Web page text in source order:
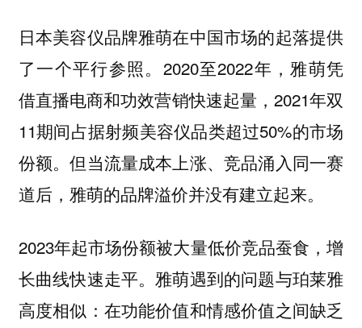
日本美容仪品牌雅萌在中国市场的起落提供
了一个平行参照。2020至2022年，雅萌凭
借直播电商和功效营销快速起量，2021年双
11期间占据射频美容仪品类超过50%的市场
份额。但当流量成本上涨、竞品涌入同一赛
道后，雅萌的品牌溢价并没有建立起来。
2023年起市场份额被大量低价竞品蚕食，增
长曲线快速走平。雅萌遇到的问题与珀莱雅
高度相似：在功能价值和情感价值之间缺乏